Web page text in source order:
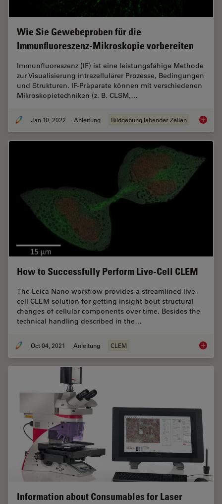
Wie Sie Gewebeproben für die
Immunfluoreszenz-Mikroskopie vorbereiten
Immunfluoreszenz (IF) ist eine leistungsfähige Methode
zur Visualisierung intrazellulärer Prozesse, Bedingungen
und Strukturen. IF-Präparate können mit verschiedenen
Mikroskopietechniken (z. B. CLSM,…
Jan 10, 2022 Anleitung Bildgebung lebender Zellen Wie
How to Successfully Perform Live-Cell CLEM
The Leica Nano workflow provides a streamlined live-
cell CLEM solution for getting insight bout structural
changes of cellular components over time. Besides the
technical handling described in the…
Oct 04, 2021 Anleitung CLEM How to
Information about Consumables for Laser